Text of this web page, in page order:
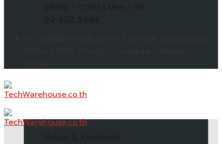
หมวดหมู่สินค้า